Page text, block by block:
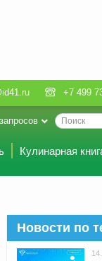
+7 499
Кулинарная
Новости по